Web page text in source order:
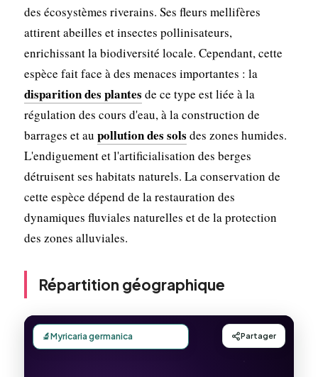
des écosystèmes riverains. Ses fleurs mellifères
attirent abeilles et insectes pollinisateurs,
enrichissant la biodiversité locale. Cependant, cette
espèce fait face à des menaces importantes : la
disparition des plantes de ce type est liée à la
régulation des cours d'eau, à la construction de
barrages et au pollution des sols des zones humides.
L'endiguement et l'artificialisation des berges
détruisent ses habitats naturels. La conservation de
cette espèce dépend de la restauration des
dynamiques fluviales naturelles et de la protection
des zones alluviales.
Répartition géographique